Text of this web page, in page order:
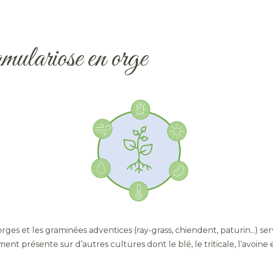
en orge
et les graminées adventices (ray-grass, chiendent, paturin...)
présente sur d’autres cultures dont le blé, le triticale, l’avoine